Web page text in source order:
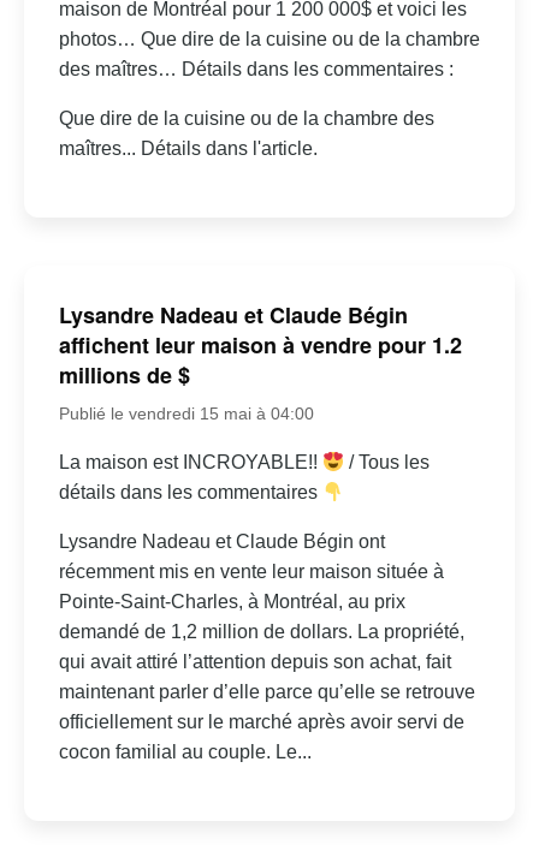
maison de Montréal pour 1 200 000$ et voici les
photos… Que dire de la cuisine ou de la chambre
des maîtres… Détails dans les commentaires :
Que dire de la cuisine ou de la chambre des
maîtres... Détails dans l'article.
Lysandre Nadeau et Claude Bégin
affichent leur maison à vendre pour 1.2
millions de $
Publié le vendredi 15 mai à 04:00
La maison est INCROYABLE!!
/ Tous les
détails dans les commentaires
Lysandre Nadeau et Claude Bégin ont
récemment mis en vente leur maison située à
Pointe-Saint-Charles, à Montréal, au prix
demandé de 1,2 million de dollars. La propriété,
qui avait attiré l’attention depuis son achat, fait
maintenant parler d’elle parce qu’elle se retrouve
officiellement sur le marché après avoir servi de
cocon familial au couple. Le...